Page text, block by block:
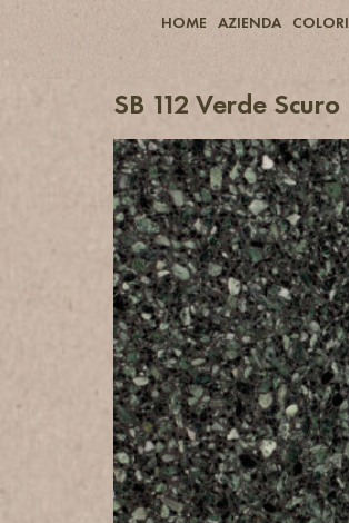
HOME AZIENDA COLORI
SB 112 Verde Scuro